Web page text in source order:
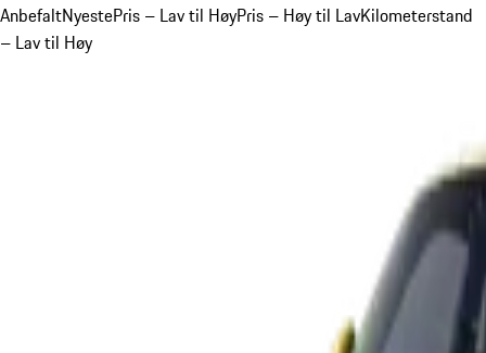
AnbefaltNyestePris – Lav til HøyPris – Høy til LavKilometerstand
– Lav til Høy